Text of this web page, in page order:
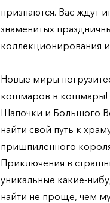
признаются. Вас ждут
знаменитых
коллекционирования
Новые миры
кошмаров в кошмары!
Шапочки и Большого
найти свой путь к
пришпиленного
Приключения в
уникальные какие-
найти не проще, чем